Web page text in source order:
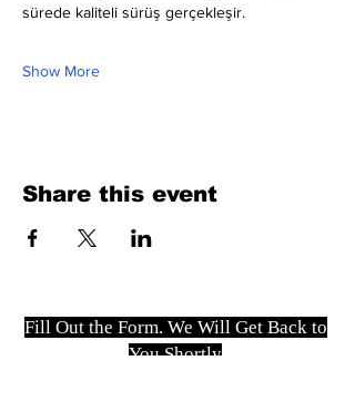
sürede kaliteli sürüş gerçekleşir.
Show More
Share this event
Fill Out the Form. We Will Get Back to
You Shortly